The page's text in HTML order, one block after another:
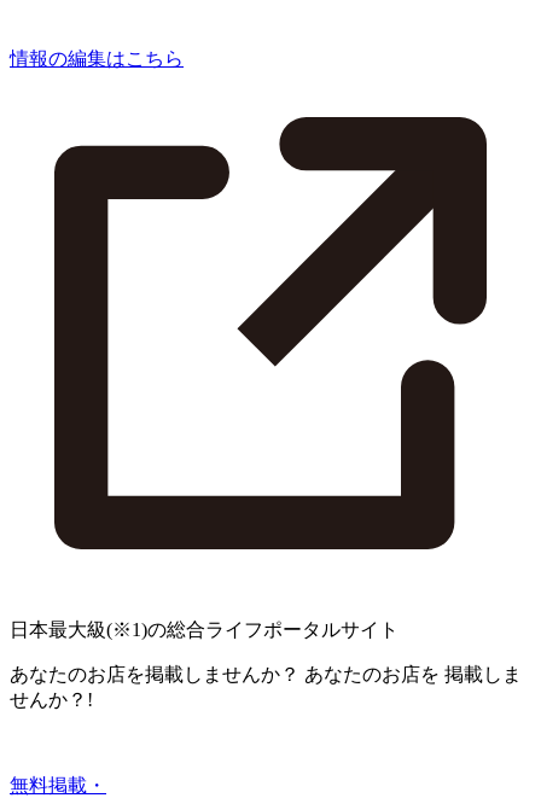
情報の編集はこちら
日本最大級(※1)の総合ライフポータルサイト
あなたのお店を掲載しませんか？ あなたのお店を 掲載しま
せんか？!
無料掲載・